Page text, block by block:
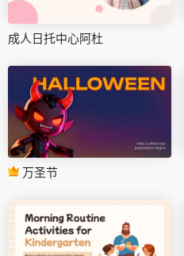
成人日托中心阿杜
万圣节